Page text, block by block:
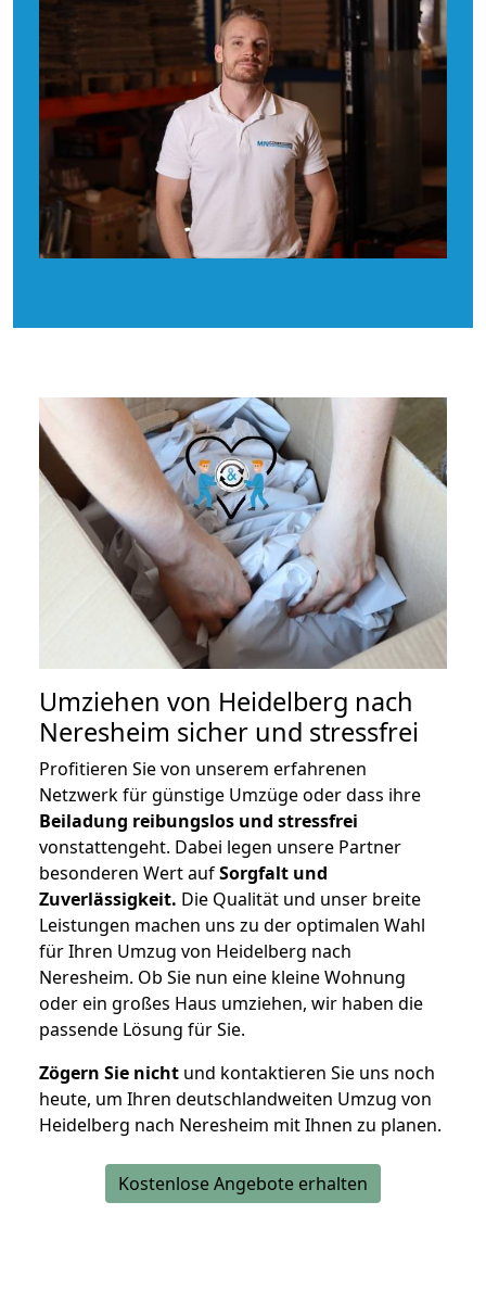
Umziehen von Heidelberg nach
Neresheim sicher und stressfrei
Profitieren Sie von unserem erfahrenen
Netzwerk für günstige Umzüge oder dass ihre
Beiladung reibungslos und stressfrei
vonstattengeht. Dabei legen unsere Partner
besonderen Wert aufSorgfalt und
Zuverlässigkeit. Die Qualität und unser breite
Leistungen machen uns zu der optimalen Wahl
für Ihren Umzug von Heidelberg nach
Neresheim. Ob Sie nun eine kleine Wohnung
oder ein großes Haus umziehen, wir haben die
passende Lösung für Sie.
Zögern Sie nicht und kontaktieren Sie uns noch
heute, um Ihren deutschlandweiten Umzug von
Heidelberg nach Neresheim mit Ihnen zu planen.
Kostenlose Angebote erhalten